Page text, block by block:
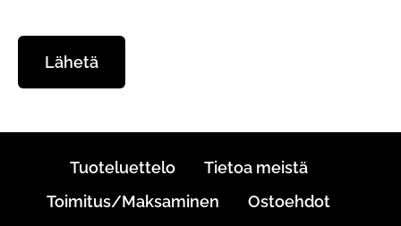
Tuoteluettelo
Tietoa meistä
Toimitus/Maksaminen
Ostoehdot